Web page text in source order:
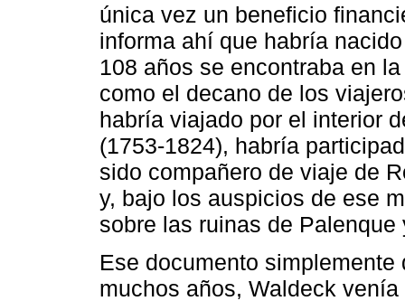
única vez un beneficio
informa ahí que habría
108 años se encontraba en
como el decano de los
habría viajado por el interior
(1753-1824), habría
sido compañero de viaje de
y, bajo los auspicios de ese
sobre las ruinas de
Ese documento
muchos años, Waldeck